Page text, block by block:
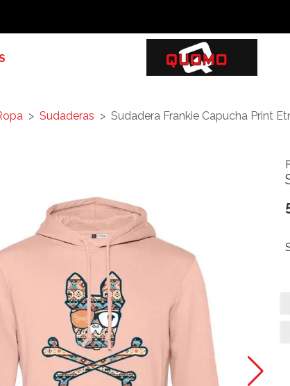
Sudaderas Sudadera Frankie Capucha Print